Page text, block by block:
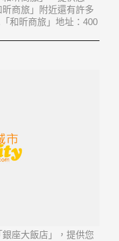
商旅」附近還有許多
和昕商旅」地址：400
座大飯店」，提供您